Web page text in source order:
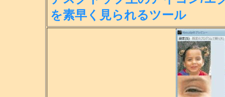
を素早く見られるツール